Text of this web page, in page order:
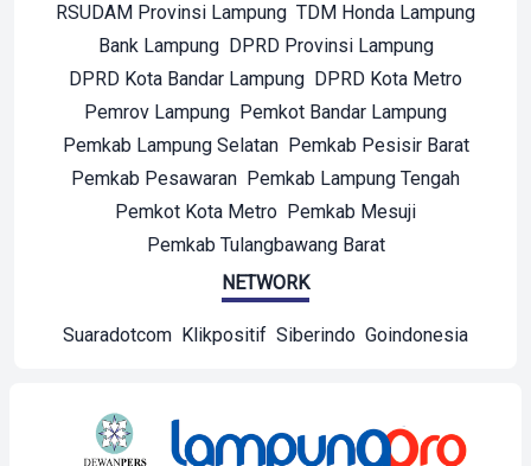
RSUDAM Provinsi Lampung TDM Honda Lampung
Bank Lampung
DPRD Provinsi Lampung
DPRD Kota Bandar Lampung DPRD Kota Metro
Pemrov Lampung Pemkot Bandar Lampung
Pemkab Lampung Selatan
Pemkab Pesisir Barat
Pemkab Pesawaran Pemkab Lampung Tengah
Pemkot Kota Metro Pemkab Mesuji
Pemkab Tulangbawang Barat
NETWORK
Suaradotcom Klikpositif Siberindo Goindonesia